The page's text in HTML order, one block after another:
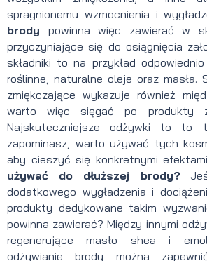
spragnionemu wzmocnienia i
brody powinna więc zawierać w
przyczyniające się do osiągnięcia
składniki to na przykład
roślinne, naturalne oleje oraz masła.
zmiękczające wykazuje również
warto więc sięgać po produkty
Najskuteczniejsze odżywki to
zapominasz, warto używać tych
aby cieszyć się konkretnymi
używać do dłuższej brody?
dodatkowego wygładzenia i
produkty dedykowane takim
powinna zawierać? Między innymi
regenerujące masło shea i
odżywianie brody można